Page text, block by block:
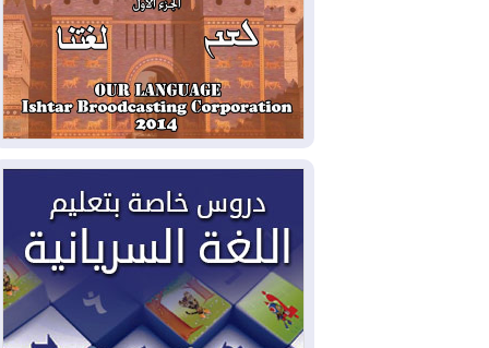
2026-08-04بيترو يشكو تزوير الانتخابات
الرئاسية ويحذر من "حرب أهلية" في
كولومبيا
2026-08-03رئيس إقليم كوردستان في
2026-08-03العراق يؤكد مجدداً التزامه
بمنع الهجمات على الدول المجاورة
2026-08-03العجز والاقتراض يطوقان
المالية العراقية.. اقتراض يتجاوز 3 تريليونات
دينار!